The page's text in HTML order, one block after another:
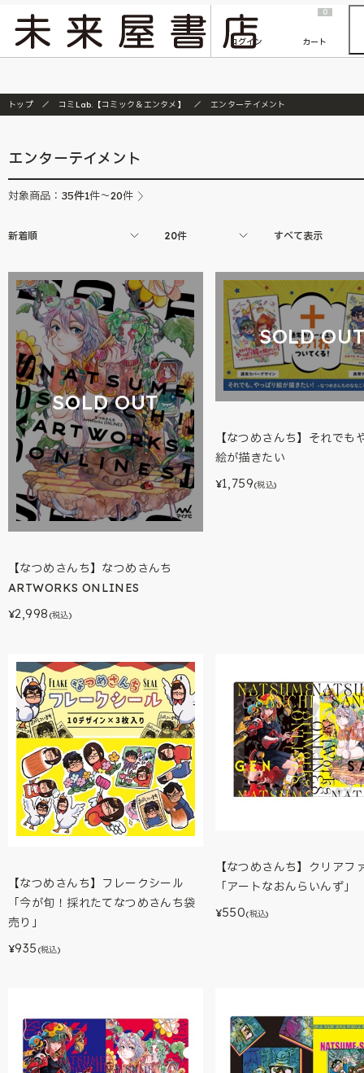
『ONE PIECE magazine 021 ONE PIECEカード付き同梱版』発売延期のご案内
ログイン
0
カート
トップ コミLab.【コミック＆エンタメ】 エンターテイメント
エンターテイメント
対象商品： 35件1件～20件
新着順 20件 すべて表示
SOLD OUT
【なつめさんち】なつめさんち
ARTWORKS ONLINES
¥2,998 (税込)
SOLD
【なつめさんち】それでも
絵が描きたい
¥1,759(税込)
【なつめさんち】フレークシール
「今が旬！採れたてなつめさんち袋
売り」
¥935 (税込)
【なつめさんち】クリアフ
「アートなおんらいんず」
¥550(税込)